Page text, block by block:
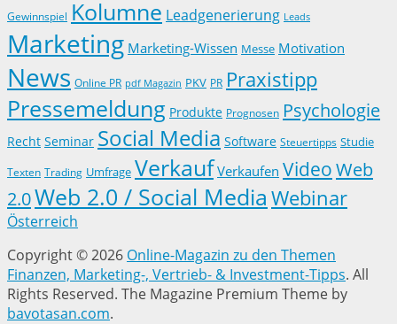
Gewinnspiel Kolumne Leadgenerierung Leads
Marketing Marketing-Wissen Messe Motivation
News Online PR pdf Magazin PKV PR Praxistipp
Pressemeldung Produkte Prognosen Psychologie
Recht Seminar Social Media Software Steuertipps Studie
Texten Trading Umfrage Verkauf Verkaufen VideoWeb
2.0Web 2.0 / Social Media Webinar
Österreich
Copyright © 2026 Online-Magazin zu den Themen
Finanzen, Marketing-, Vertrieb- & Investment-Tipps. All
Rights Reserved. The Magazine Premium Theme by
bavotasan.com.